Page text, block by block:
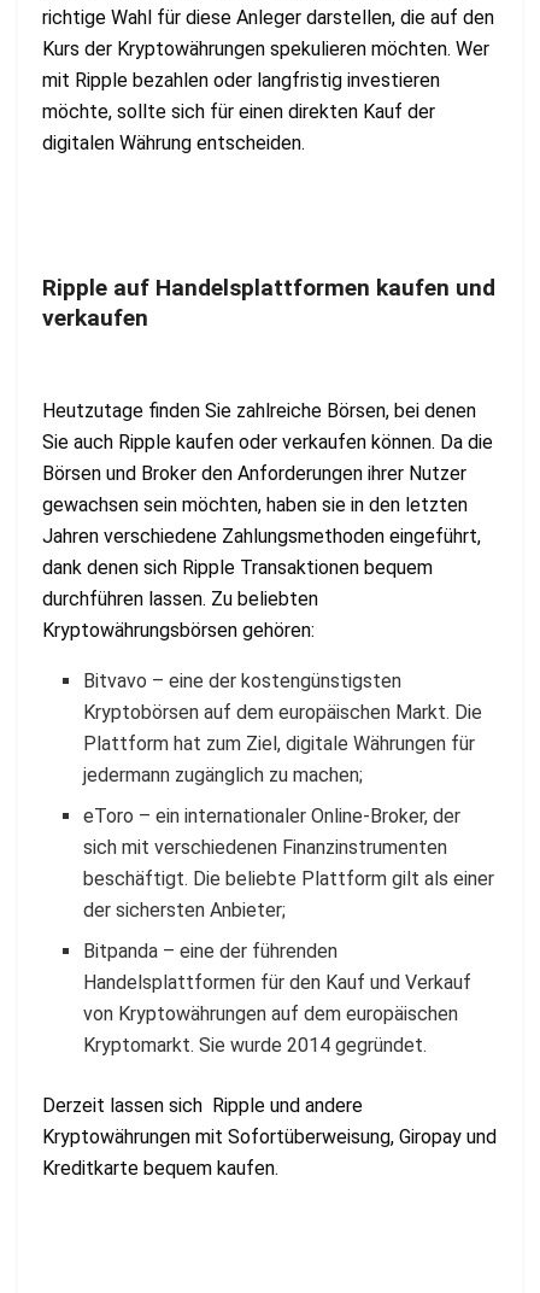
richtige Wahl für diese Anleger darstellen, die auf den
Kurs der Kryptowährungen spekulieren möchten. Wer
mit Ripple bezahlen oder langfristig investieren
möchte, sollte sich für einen direkten Kauf der
digitalen Währung entscheiden.
Ripple auf Handelsplattformen kaufen und
verkaufen
Heutzutage finden Sie zahlreiche Börsen, bei denen
Sie auch Ripple kaufen oder verkaufen können. Da die
Börsen und Broker den Anforderungen ihrer Nutzer
gewachsen sein möchten, haben sie in den letzten
Jahren verschiedene Zahlungsmethoden eingeführt,
dank denen sich Ripple Transaktionen bequem
durchführen lassen. Zu beliebten
Kryptowährungsbörsen gehören:
Bitvavo – eine der kostengünstigsten
Kryptobörsen auf dem europäischen Markt. Die
Plattform hat zum Ziel, digitale Währungen für
jedermann zugänglich zu machen;
eToro – ein internationaler Online-Broker, der
sich mit verschiedenen Finanzinstrumenten
beschäftigt. Die beliebte Plattform gilt als einer
der sichersten Anbieter;
Bitpanda – eine der führenden
Handelsplattformen für den Kauf und Verkauf
von Kryptowährungen auf dem europäischen
Kryptomarkt. Sie wurde 2014 gegründet.
Derzeit lassen sich Ripple und andere
Kryptowährungen mit Sofortüberweisung, Giropay und
Kreditkarte bequem kaufen.